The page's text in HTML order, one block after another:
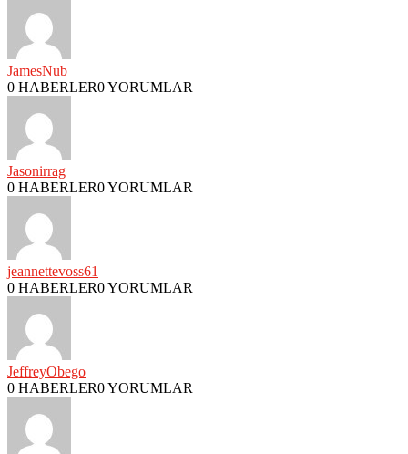
JamesNub
0 HABERLER0 YORUMLAR
Jasonirrag
0 HABERLER0 YORUMLAR
jeannettevoss61
0 HABERLER0 YORUMLAR
JeffreyObego
0 HABERLER0 YORUMLAR